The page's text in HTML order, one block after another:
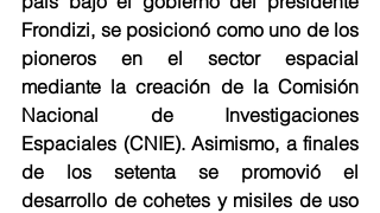
Frondizi, se posicionó como uno de los
pioneros en el sector espacial
mediante la creación de la Comisión
Nacional de Investigaciones
Espaciales (CNIE). Asimismo, a finales
de los setenta se promovió el
desarrollo de cohetes y misiles de uso